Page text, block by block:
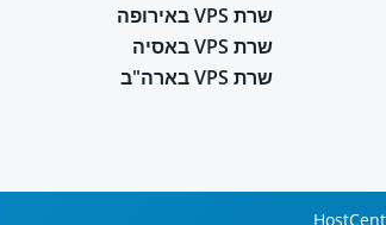
שרת VPS באירופה
שרת VPS באסיה
שרת VPS בארה"ב